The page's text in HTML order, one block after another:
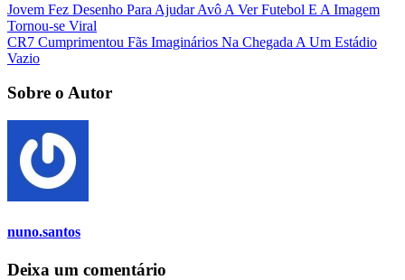
Jovem Fez Desenho Para Ajudar Avô A Ver Futebol E A Imagem
Tornou-se Viral
CR7 Cumprimentou Fãs Imaginários Na Chegada A Um Estádio
Vazio
Sobre o Autor
nuno.santos
Deixa um comentário